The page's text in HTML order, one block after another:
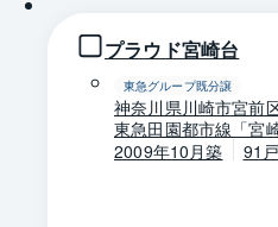
プラウド宮崎台
東急グループ既分譲
神奈川県川崎市宮前
東急田園都市線「宮
2009年10月築
91戸